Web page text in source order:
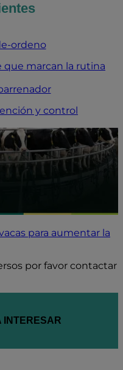
que marcan la rutina
y control
para aumentar la
por favor contactar
INTERESAR